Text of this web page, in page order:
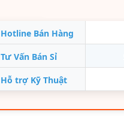
Hotline Bán Hàng
Tư Vấn Bán Sỉ
Hỗ trợ Kỹ Thuật